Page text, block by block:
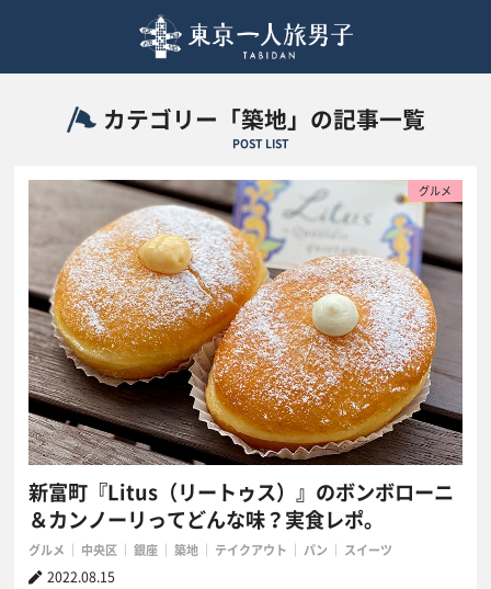
カテゴリー「築地」の記事一覧
POST LIST
グルメ
新富町『Litus（リートゥス）』のボンボローニ
＆カンノーリってどんな味？実食レポ。
グルメ 中央区 銀座 築地 テイクアウト パン スイーツ
2022.08.15